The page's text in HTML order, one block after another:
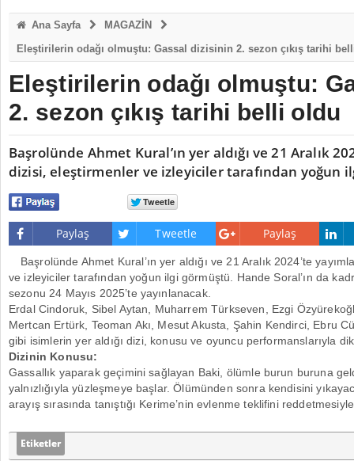
Ana Sayfa
MAGAZİN
Eleştirilerin odağı olmuştu: Gassal dizisinin 2. sezon çıkış tarihi
Eleştirilerin odağı olmuştu:
2. sezon çıkış tarihi belli oldu
Başrolünde Ahmet Kural’ın yer aldığı ve 21 Aralık
dizisi, eleştirmenler ve izleyiciler tarafından yoğun
Paylaş Tweetle Paylaş
Başrolünde Ahmet Kural’ın yer aldığı ve 21 Aralık 2024’te
ve izleyiciler tarafından yoğun ilgi görmüştü. Hande Soral’ın da
sezonu 24 Mayıs 2025’te yayınlanacak.
Erdal Cindoruk, Sibel Aytan, Muharrem Türkseven, Ezgi
Mertcan Ertürk, Teoman Akı, Mesut Akusta, Şahin Kendirci, Ebru
gibi isimlerin yer aldığı dizi, konusu ve oyuncu performanslarıyla
Dizinin Konusu:
Gassallık yaparak geçimini sağlayan Baki, ölümle burun buruna
yalnızlığıyla yüzleşmeye başlar. Ölümünden sonra kendisini
arayış sırasında tanıştığı Kerime’nin evlenme teklifini
Etiketler